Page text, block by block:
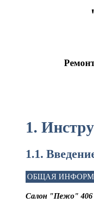
1.
1.1.
ОБЩАЯ
Салон "Пежо" 406